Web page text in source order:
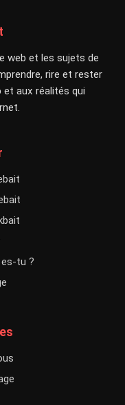
web et les sujets de
rire et rester
aux réalités qui
es-tu ?